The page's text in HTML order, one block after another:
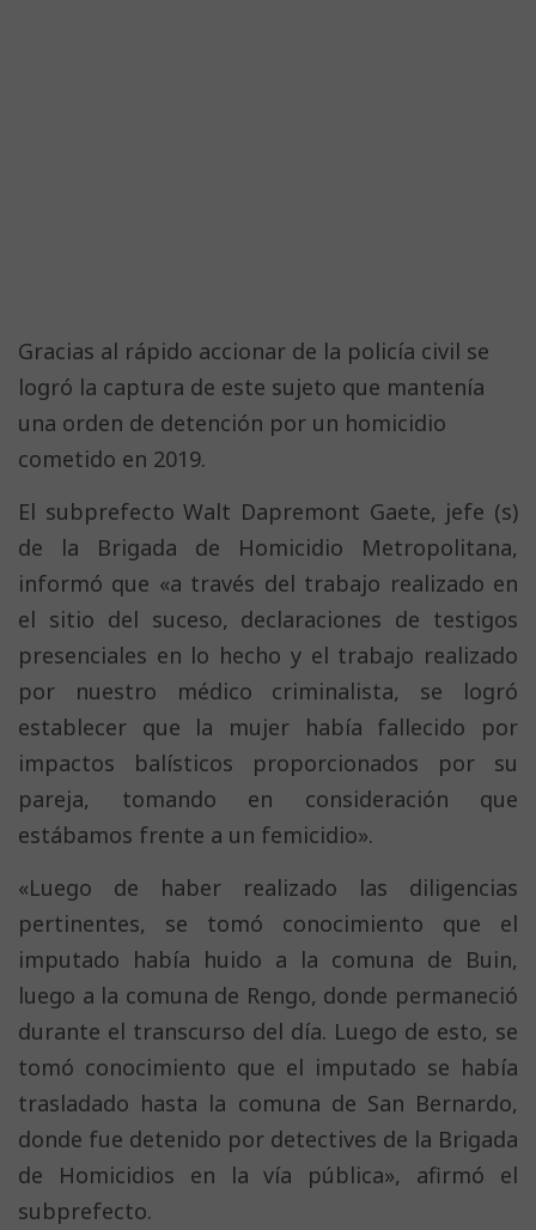
Gracias al rápido accionar de la policía civil se
logró la captura de este sujeto que mantenía
una orden de detención por un homicidio
cometido en 2019.
El subprefecto Walt Dapremont Gaete, jefe (s)
de la Brigada de Homicidio Metropolitana,
informó que «a través del trabajo realizado en
el sitio del suceso, declaraciones de testigos
presenciales en lo hecho y el trabajo realizado
por nuestro médico criminalista, se logró
establecer que la mujer había fallecido por
impactos balísticos proporcionados por su
pareja, tomando en consideración que
estábamos frente a un femicidio».
«Luego de haber realizado las diligencias
pertinentes, se tomó conocimiento que el
imputado había huido a la comuna de Buin,
luego a la comuna de Rengo, donde permaneció
durante el transcurso del día. Luego de esto, se
tomó conocimiento que el imputado se había
trasladado hasta la comuna de San Bernardo,
donde fue detenido por detectives de la Brigada
de Homicidios en la vía pública», afirmó el
subprefecto.